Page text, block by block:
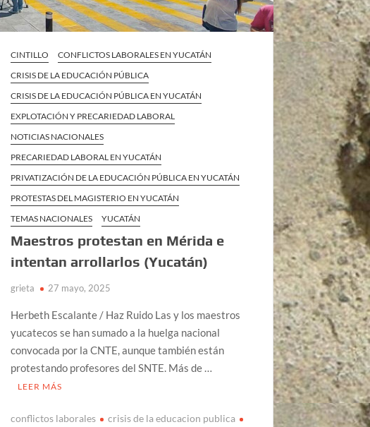
CINTILLO
CONFLICTOS LABORALES EN YUCATÁN
CRISIS DE LA EDUCACIÓN PÚBLICA
CRISIS DE LA EDUCACIÓN PÚBLICA EN YUCATÁN
EXPLOTACIÓN Y PRECARIEDAD LABORAL
NOTICIAS NACIONALES
PRECARIEDAD LABORAL EN YUCATÁN
PRIVATIZACIÓN DE LA EDUCACIÓN PÚBLICA EN YUCATÁN
PROTESTAS DEL MAGISTERIO EN YUCATÁN
TEMAS NACIONALES
YUCATÁN
Maestros protestan en Mérida e
intentan arrollarlos (Yucatán)
grieta 27 mayo, 2025
Herbeth Escalante / Haz Ruido Las y los maestros
yucatecos se han sumado a la huelga nacional
convocada por la CNTE, aunque también están
protestando profesores del SNTE. Más de …
LEER MÁS
conflictos laborales
crisis de la educacion publica